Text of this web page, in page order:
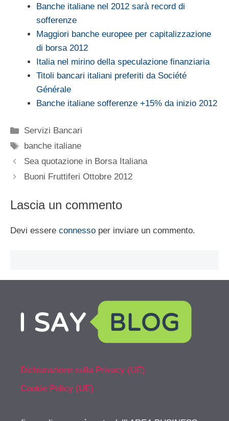
Banche italiane nel 2012 sarà record di
sofferenze
Maggiori banche europee per capitalizzazione
di borsa 2012
Italia nel mirino della speculazione finanziaria
Titoli bancari italiani preferiti da Société
Générale
Banche italiane sofferenze +15% da inizio 2012
Categorie
Servizi Bancari
Tag
banche italiane
Sea quotazione in Borsa Italiana
Buoni Fruttiferi Ottobre 2012
Lascia un commento
Devi essere connesso per inviare un commento.
Dichiarazione sulla Privacy (UE)
Cookie Policy (UE)